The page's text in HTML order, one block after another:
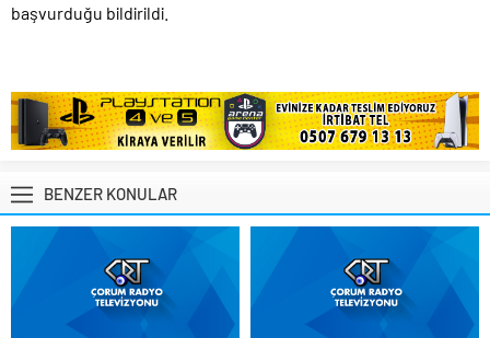
başvurduğu bildirildi.
BENZER KONULAR